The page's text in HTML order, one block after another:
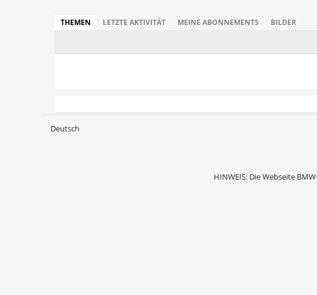
THEMEN LETZTE AKTIVITÄT MEINE ABONNEMENTS BILDER
Deutsch
HINWEIS: Die Webseite